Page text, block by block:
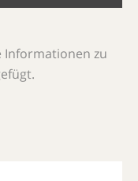
Informationen zu